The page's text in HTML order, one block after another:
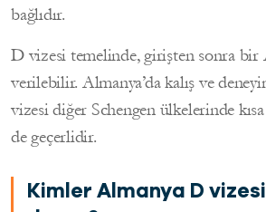
bağlıdır.
D vizesi temelinde, girişten sonra
verilebilir. Almanya’da kalış ve
vizesi diğer Schengen ülkelerinde
de geçerlidir.
Kimler Almanya D